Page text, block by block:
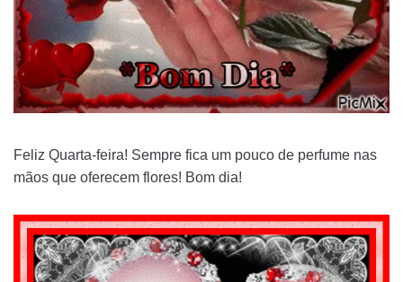
Feliz Quarta-feira! Sempre fica um pouco de perfume nas
mãos que oferecem flores! Bom dia!